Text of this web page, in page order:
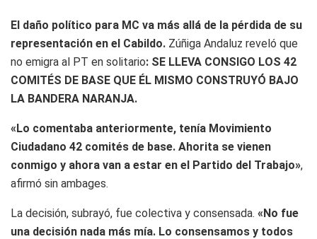
El daño político para MC va más allá de la pérdida de su
representación en el Cabildo. Zúñiga Andaluz reveló que
no emigra al PT en solitario: SE LLEVA CONSIGO LOS 42
COMITÉS DE BASE QUE ÉL MISMO CONSTRUYÓ BAJO
LA BANDERA NARANJA.
«Lo comentaba anteriormente, tenía Movimiento
Ciudadano 42 comités de base. Ahorita se vienen
conmigo y ahora van a estar en el Partido del Trabajo»,
afirmó sin ambages.
La decisión, subrayó, fue colectiva y consensada. «No fue
una decisión nada más mía. Lo consensamos y todos